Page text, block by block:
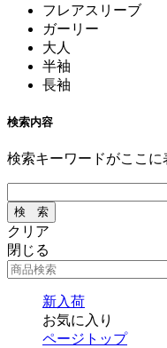
フレアスリーブ
ガーリー
大人
半袖
長袖
検索内容
検索キーワードがここに
クリア
閉じる
新入荷
お気に入り
ページトップ